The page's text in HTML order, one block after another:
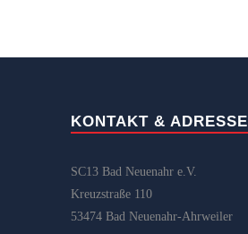
KONTAKT & ADRESSE
SC13 Bad Neuenahr e.V.
Kreuzstraße 110
53474 Bad Neuenahr-Ahrweiler